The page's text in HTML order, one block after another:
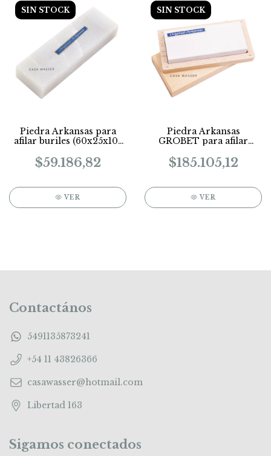
SIN STOCK
Piedra Arkansas para
afilar buriles (60x25x10-
$59.186,82
VER
SIN STOCK
Piedra Arkansas
GROBET para afilar
COD.10550
$185.105,12
VER
Contactános
5491135873241
+54 11 43826366
casawasser@hotmail.com
Libertad 163
Sigamos conectados